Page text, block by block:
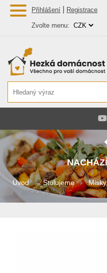
Přihlášení Registrace
Zvolte menu:
Úvod Stolujeme
MISKA 2L